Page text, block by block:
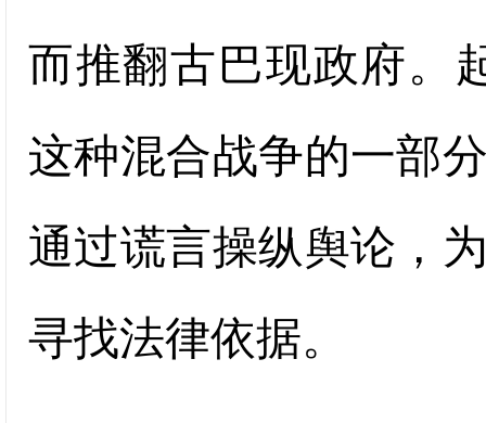
而推翻古巴现政府。
这种混合战争的一部
通过谎言操纵舆论，
寻找法律依据。